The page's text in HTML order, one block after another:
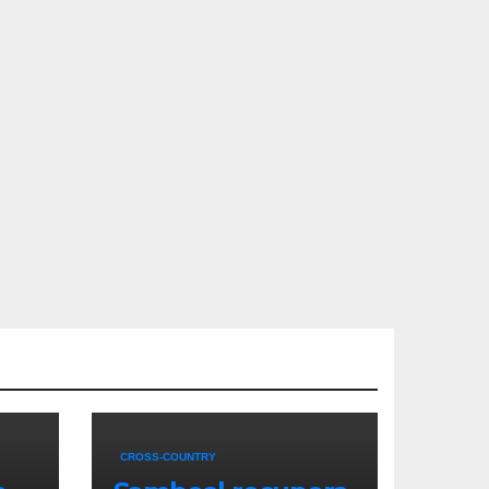
CROSS-COUNTRY